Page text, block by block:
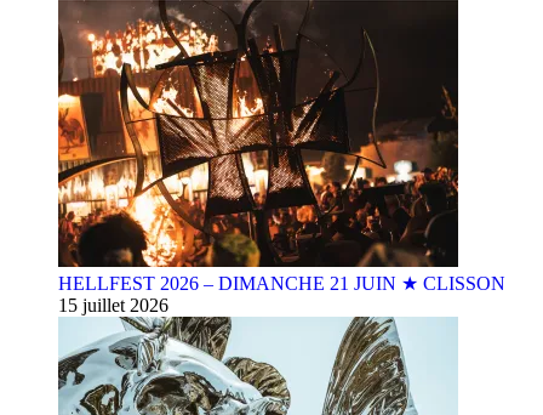
HELLFEST 2026 – DIMANCHE 21 JUIN ★ CLISSON
15 juillet 2026